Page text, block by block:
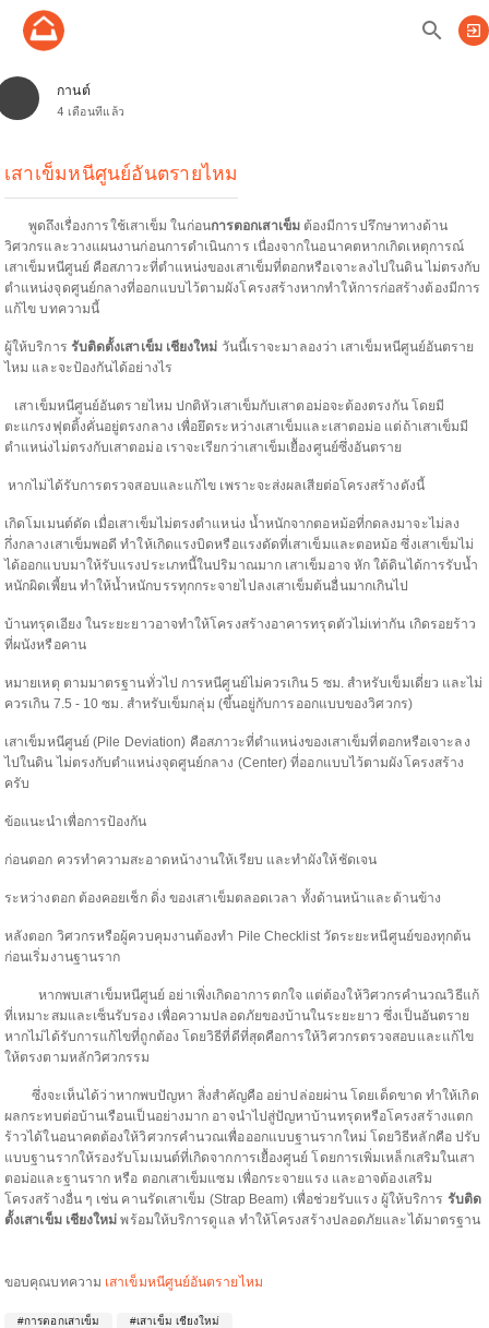
search exit_to_app
กานต์
4 เดือนที่แล้ว
เสาเข็มหนีศูนย์อันตรายไหม
พูดถึงเรื่องการใช้เสาเข็ม ในก่อนการตอกเสาเข็มต้องมีการปรึกษาทางด้าน
วิศวกรและวางแผนงานก่อนการดำเนินการ เนื่องจากในอนาคตหากเกิดเหตุการณ์
เสาเข็มหนีศูนย์ คือสภาวะที่ตำแหน่งของเสาเข็มที่ตอกหรือเจาะลงไปในดิน ไม่ตรงกับ
ตำแหน่งจุดศูนย์กลางที่ออกแบบไว้ตามผังโครงสร้างหากทำให้การก่อสร้างต้องมีการ
แก้ไข บทความนี้
ผู้ให้บริการ รับติดตั้งเสาเข็ม เชียงใหม่ วันนี้เราจะมาลองว่า เสาเข็มหนีศูนย์อันตราย
ไหม และจะป้องกันได้อย่างไร
เสาเข็มหนีศูนย์อันตรายไหม ปกติหัวเสาเข็มกับเสาตอม่อจะต้องตรงกัน โดยมี
ตะแกรงฟุตติ้งคั่นอยู่ตรงกลาง เพื่อยึดระหว่างเสาเข็มและเสาตอม่อ แต่ถ้าเสาเข็มมี
ตำแหน่งไม่ตรงกับเสาตอม่อ เราจะเรียกว่าเสาเข็มเยื้องศูนย์ซึ่งอันตราย
หากไม่ได้รับการตรวจสอบและแก้ไข เพราะจะส่งผลเสียต่อโครงสร้างดังนี้
เกิดโมเมนต์ดัด เมื่อเสาเข็มไม่ตรงตำแหน่ง น้ำหนักจากตอหม้อที่กดลงมาจะไม่ลง
กึ่งกลางเสาเข็มพอดี ทำให้เกิดแรงบิดหรือแรงดัดที่เสาเข็มและตอหม้อ ซึ่งเสาเข็มไม่
ได้ออกแบบมาให้รับแรงประเภทนี้ในปริมาณมาก เสาเข็มอาจ หัก ใต้ดินได้การรับน้ำ
หนักผิดเพี้ยน ทำให้น้ำหนักบรรทุกกระจายไปลงเสาเข็มต้นอื่นมากเกินไป
บ้านทรุดเอียง ในระยะยาวอาจทำให้โครงสร้างอาคารทรุดตัวไม่เท่ากัน เกิดรอยร้าว
ที่ผนังหรือคาน
หมายเหตุ ตามมาตรฐานทั่วไป การหนีศูนย์ไม่ควรเกิน 5 ซม. สำหรับเข็มเดี่ยว และไม่
ควรเกิน 7.5 - 10 ซม. สำหรับเข็มกลุ่ม (ขึ้นอยู่กับการออกแบบของวิศวกร)
เสาเข็มหนีศูนย์ (Pile Deviation) คือสภาวะที่ตำแหน่งของเสาเข็มที่ตอกหรือเจาะลง
ไปในดิน ไม่ตรงกับตำแหน่งจุดศูนย์กลาง (Center) ที่ออกแบบไว้ตามผังโครงสร้าง
ครับ
ข้อแนะนำเพื่อการป้องกัน
ก่อนตอก ควรทำความสะอาดหน้างานให้เรียบ และทำผังให้ชัดเจน
ระหว่างตอก ต้องคอยเช็ก ดิ่ง ของเสาเข็มตลอดเวลา ทั้งด้านหน้าและด้านข้าง
หลังตอก วิศวกรหรือผู้ควบคุมงานต้องทำ Pile Checklist วัดระยะหนีศูนย์ของทุกต้น
ก่อนเริ่มงานฐานราก
หากพบเสาเข็มหนีศูนย์ อย่าเพิ่งเกิดอาการตกใจ แต่ต้องให้วิศวกรคำนวณวิธีแก้
ที่เหมาะสมและเซ็นรับรอง เพื่อความปลอดภัยของบ้านในระยะยาว ซึ่งเป็นอันตราย
หากไม่ได้รับการแก้ไขที่ถูกต้อง โดยวิธีที่ดีที่สุดคือการให้วิศวกรตรวจสอบและแก้ไข
ให้ตรงตามหลักวิศวกรรม
ซึ่งจะเห็นได้ว่าหากพบปัญหา สิ่งสำคัญคือ อย่าปล่อยผ่าน โดยเด็ดขาด ทำให้เกิด
ผลกระทบต่อบ้านเรือนเป็นอย่างมาก อาจนำไปสู่ปัญหาบ้านทรุดหรือโครงสร้างแตก
ร้าวได้ในอนาคตต้องให้วิศวกรคำนวณเพื่อออกแบบฐานรากใหม่ โดยวิธีหลักคือ ปรับ
แบบฐานรากให้รองรับโมเมนต์ที่เกิดจากการเยื้องศูนย์ โดยการเพิ่มเหล็กเสริมในเสา
ตอม่อและฐานราก หรือ ตอกเสาเข็มแซม เพื่อกระจายแรง และอาจต้องเสริม
โครงสร้างอื่น ๆ เช่น คานรัดเสาเข็ม (Strap Beam) เพื่อช่วยรับแรง ผู้ให้บริการ รับติด
ตั้งเสาเข็ม เชียงใหม่ พร้อมให้บริการดูแล ทำให้โครงสร้างปลอดภัยและได้มาตรฐาน
ขอบคุณบทความ เสาเข็มหนีศูนย์อันตรายไหม
#การตอกเสาเข็ม #เสาเข็ม เชียงใหม่